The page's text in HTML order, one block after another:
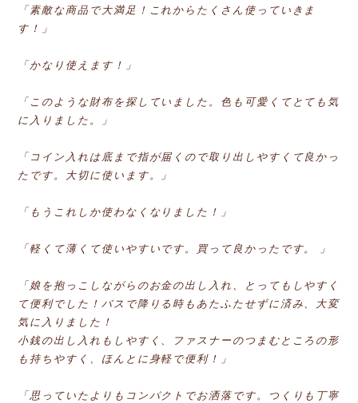
「素敵な商品で大満足！これからたくさん使っていきま
す！」
「かなり使えます！」
「このような財布を探していました。色も可愛くてとても気
に入りました。」
「コイン入れは底まで指が届くので取り出しやすくて良かっ
たです。大切に使います。」
「もうこれしか使わなくなりました！」
「軽くて薄くて使いやすいです。買って良かったです。 」
「娘を抱っこしながらのお金の出し入れ、とってもしやすく
て便利でした！バスで降りる時もあたふたせずに済み、大変
気に入りました！
小銭の出し入れもしやすく、ファスナーのつまむところの形
も持ちやすく、ほんとに身軽で便利！」
「思っていたよりもコンパクトでお洒落です。つくりも丁寧